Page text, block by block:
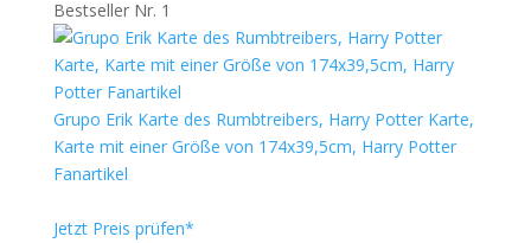
Bestseller Nr. 1
Grupo Erik Karte des Rumbtreibers, Harry Potter Karte,
Karte mit einer Größe von 174x39,5cm, Harry Potter
Fanartikel
Jetzt Preis prüfen*